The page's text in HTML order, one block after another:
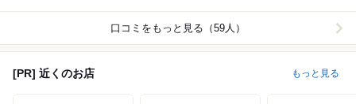
口コミをもっと見る（59人）
[PR] 近くのお店 もっと見る